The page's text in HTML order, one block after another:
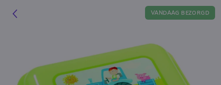
VANDAAG BEZORGD